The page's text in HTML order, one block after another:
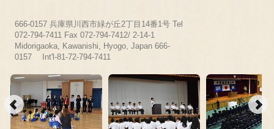
666-0157 兵庫県川西市緑が丘2丁目14番1号 Tel
072-794-7411 Fax 072-794-7412/ 2-14-1
Midorigaoka, Kawanishi, Hyogo, Japan 666-
0157 Int'l-81-72-794-7411